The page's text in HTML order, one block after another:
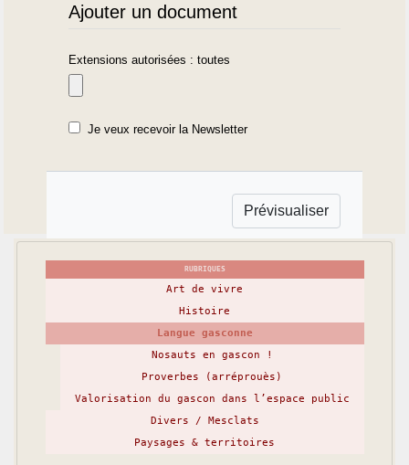
Ajouter un document
Extensions autorisées : toutes
Je veux recevoir la Newsletter
RUBRIQUES
Art de vivre
Histoire
Langue gasconne
Nosauts en gascon !
Proverbes (arréprouès)
Valorisation du gascon dans l’espace public
Divers / Mesclats
Paysages & territoires